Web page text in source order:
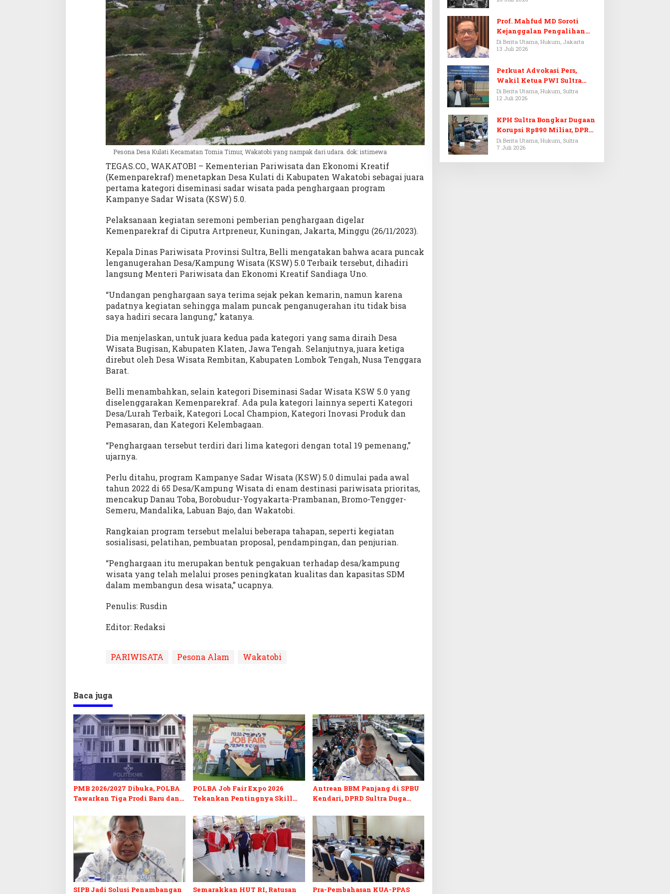
m
a
K
a
t
e
g
o
r
i
D
i
s
e
m
i
n
a
s
i
S
d
a
W
i
s
t
a
K
W
5
0
Pesona Desa Kulati Kecamatan Tomia Timur, Wakatobi yang nampak dari udara. dok: istimewa
TEGAS.CO., WAKATOBI – Kementerian Pariwisata dan Ekonomi Kreatif
(Kemenparekraf) menetapkan Desa Kulati di Kabupaten Wakatobi sebagai juara
pertama kategori diseminasi sadar wisata pada penghargaan program
Kampanye Sadar Wisata (KSW) 5.0.
Pelaksanaan kegiatan seremoni pemberian penghargaan digelar
Kemenparekraf di Ciputra Artpreneur, Kuningan, Jakarta, Minggu (26/11/2023).
Kepala Dinas Pariwisata Provinsi Sultra, Belli mengatakan bahwa acara puncak
lenganugerahan Desa/Kampung Wisata (KSW) 5.0 Terbaik tersebut, dihadiri
langsung Menteri Pariwisata dan Ekonomi Kreatif Sandiaga Uno.
“Undangan penghargaan saya terima sejak pekan kemarin, namun karena
padatnya kegiatan sehingga malam puncak penganugerahan itu tidak bisa
saya hadiri secara langung,” katanya.
Dia menjelaskan, untuk juara kedua pada kategori yang sama diraih Desa
Wisata Bugisan, Kabupaten Klaten, Jawa Tengah. Selanjutnya, juara ketiga
direbut oleh Desa Wisata Rembitan, Kabupaten Lombok Tengah, Nusa Tenggara
Barat.
Belli menambahkan, selain kategori Diseminasi Sadar Wisata KSW 5.0 yang
diselenggarakan Kemenparekraf. Ada pula kategori lainnya seperti Kategori
Desa/Lurah Terbaik, Kategori Local Champion, Kategori Inovasi Produk dan
Pemasaran, dan Kategori Kelembagaan.
“Penghargaan tersebut terdiri dari lima kategori dengan total 19 pemenang,”
ujarnya.
Perlu ditahu, program Kampanye Sadar Wisata (KSW) 5.0 dimulai pada awal
tahun 2022 di 65 Desa/Kampung Wisata di enam destinasi pariwisata prioritas,
mencakup Danau Toba, Borobudur-Yogyakarta-Prambanan, Bromo-Tengger-
Semeru, Mandalika, Labuan Bajo, dan Wakatobi.
Rangkaian program tersebut melalui beberapa tahapan, seperti kegiatan
sosialisasi, pelatihan, pembuatan proposal, pendampingan, dan penjurian.
“Penghargaan itu merupakan bentuk pengakuan terhadap desa/kampung
wisata yang telah melalui proses peningkatan kualitas dan kapasitas SDM
dalam membangun desa wisata,” ucapnya.
Penulis: Rusdin
Editor: Redaksi
PARIWISATA Pesona Alam Wakatobi
Baca juga
PMB 2026/2027 Dibuka, POLBA
Tawarkan Tiga Prodi Baru dan
POLBA Job Fair Expo 2026
Tekankan Pentingnya Skill
Antrean BBM Panjang di SPBU
Kendari, DPRD Sultra Duga
SIPB Jadi Solusi Penambangan Semarakkan HUT RI, Ratusan Pra-Pembahasan KUA-PPAS
Prof. Mahfud MD Soroti
Kejanggalan Pengalihan
Penyelidikan Tersangka
Febrie Adriansyah
Di Berita Utama, Hukum, Jakarta
13 Juli 2026
Perkuat Advokasi Pers,
Wakil Ketua PWI Sultra
Resmi Dilantik Menjadi
Advokat PERADI
Di Berita Utama, Hukum, Sultra
12 Juli 2026
KPH Sultra Bongkar Dugaan
Korupsi Rp890 Miliar, DPRD
Sultra Gelar RDP
Di Berita Utama, Hukum, Sultra
7 Juli 2026